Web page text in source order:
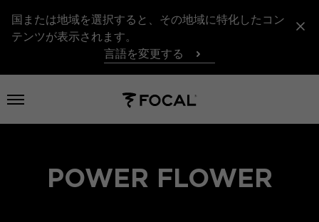
国または地域を選択すると、その地域に特化したコン
テンツが表示されます。
言語を変更する
メニューを開く
POWER FLOWER